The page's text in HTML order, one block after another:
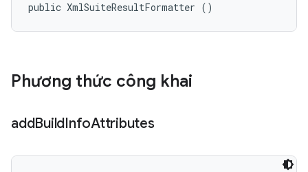
public XmlSuiteResultFormatter ()
Phương thức công khai
addBuildInfoAttributes